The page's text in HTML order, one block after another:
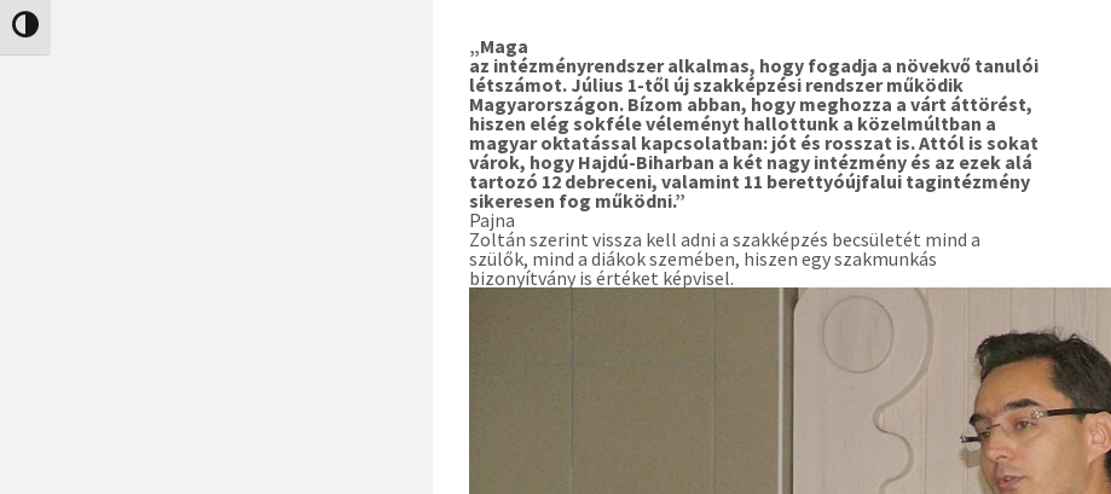
Nagy kontraszt váltása
„Maga
az intézményrendszer alkalmas, hogy fogadja a növekvő tanulói
létszámot. Július 1-től új szakképzési rendszer működik
Magyarországon. Bízom abban, hogy meghozza a várt áttörést,
hiszen elég sokféle véleményt hallottunk a közelmúltban a
magyar oktatással kapcsolatban: jót és rosszat is. Attól is sokat
várok, hogy Hajdú-Biharban a két nagy intézmény és az ezek alá
tartozó 12 debreceni, valamint 11 berettyóújfalui tagintézmény
sikeresen fog működni.”
Pajna
Zoltán szerint vissza kell adni a szakképzés becsületét mind a
szülők, mind a diákok szemében, hiszen egy szakmunkás
bizonyítvány is értéket képvisel.